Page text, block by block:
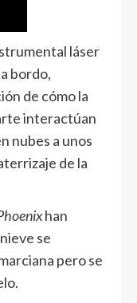
láser
bordo,
de cómo la
interactúan
nubes a unos
de la
han
se
pero se